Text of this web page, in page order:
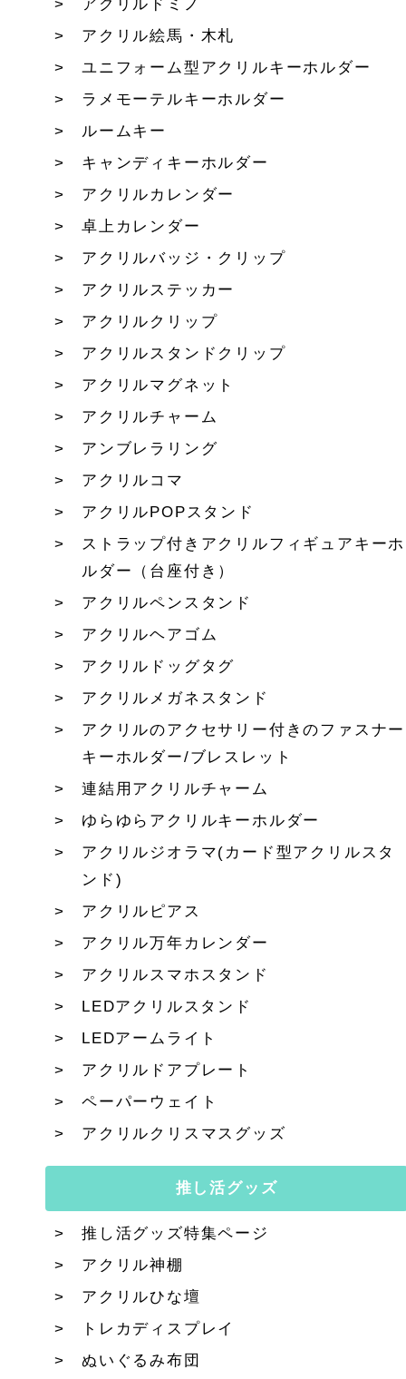
アクリルドミノ
アクリル絵馬・木札
ユニフォーム型アクリルキーホルダー
ラメモーテルキーホルダー
ルームキー
キャンディキーホルダー
アクリルカレンダー
卓上カレンダー
アクリルバッジ・クリップ
アクリルステッカー
アクリルクリップ
アクリルスタンドクリップ
アクリルマグネット
アクリルチャーム
アンブレラリング
アクリルコマ
アクリルPOPスタンド
ストラップ付きアクリルフィギュアキーホ
ルダー（台座付き）
アクリルペンスタンド
アクリルヘアゴム
アクリルドッグタグ
アクリルメガネスタンド
アクリルのアクセサリー付きのファスナー
キーホルダー/ブレスレット
連結用アクリルチャーム
ゆらゆらアクリルキーホルダー
アクリルジオラマ(カード型アクリルスタ
ンド)
アクリルピアス
アクリル万年カレンダー
アクリルスマホスタンド
LEDアクリルスタンド
LEDアームライト
アクリルドアプレート
ペーパーウェイト
アクリルクリスマスグッズ
推し活グッズ
推し活グッズ特集ページ
アクリル神棚
アクリルひな壇
トレカディスプレイ
ぬいぐるみ布団